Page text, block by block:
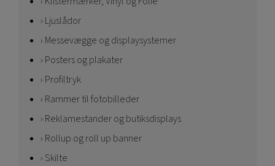
Ljuslådor
Messevægge og displaysystemer
Posters og plakater
Profiltryk
Rammer til fotobilleder
Reklamestander og butiksdisplays
Rollup og roll up banner
Skilte